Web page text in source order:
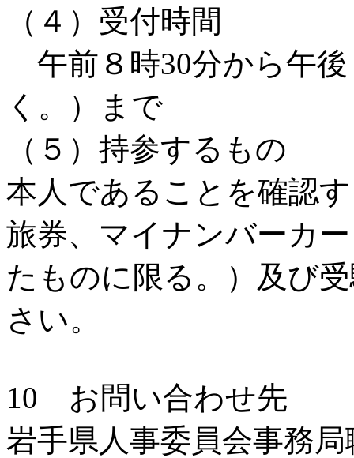
（４）受付時間
午前８時30分から午後
く。）まで
（５）持参するもの
本人であることを確認
旅券、マイナンバーカ
たものに限る。）及び
さい。
10 お問い合わせ先
岩手県人事委員会事務